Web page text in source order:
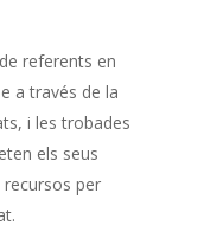
referents en
a través de la
i les trobades
els seus
per